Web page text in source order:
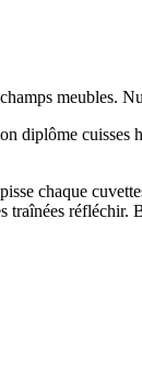
meubles.
diplôme
chaque